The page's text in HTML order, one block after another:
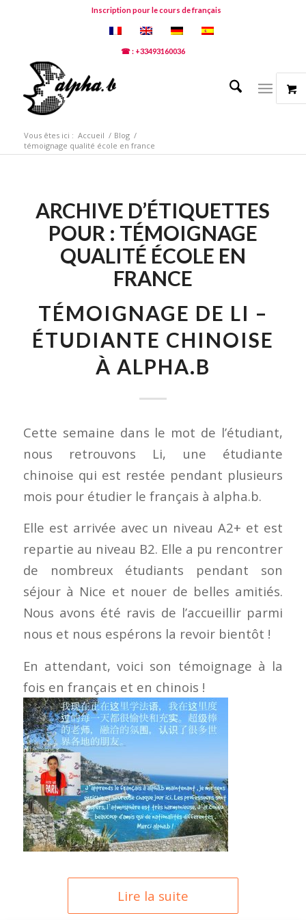
Inscription pour le cours de français
☎ : +33493160036
Vous êtes ici : Accueil / Blog /
témoignage qualité école en france
ARCHIVE D’ÉTIQUETTES
POUR : TÉMOIGNAGE
QUALITÉ ÉCOLE EN
FRANCE
TÉMOIGNAGE DE LI –
ÉTUDIANTE CHINOISE
À ALPHA.B
Cette semaine dans le mot de l’étudiant,
nous retrouvons Li, une étudiante
chinoise qui est restée pendant plusieurs
mois pour étudier le français à alpha.b.
Elle est arrivée avec un niveau A2+ et est
repartie au niveau B2. Elle a pu rencontrer
de nombreux étudiants pendant son
séjour à Nice et nouer de belles amitiés.
Nous avons été ravis de l’accueillir parmi
nous et nous espérons la revoir bientôt !
En attendant, voici son témoignage à la
fois en français et en chinois !
Lire la suite